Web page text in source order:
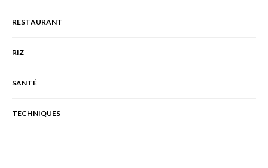
RESTAURANT
RIZ
SANTÉ
TECHNIQUES